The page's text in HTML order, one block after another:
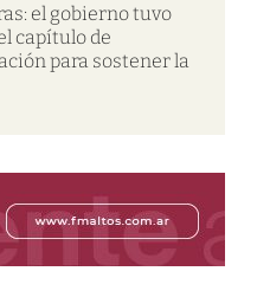
el gobierno tuvo
capítulo de
para sostener la